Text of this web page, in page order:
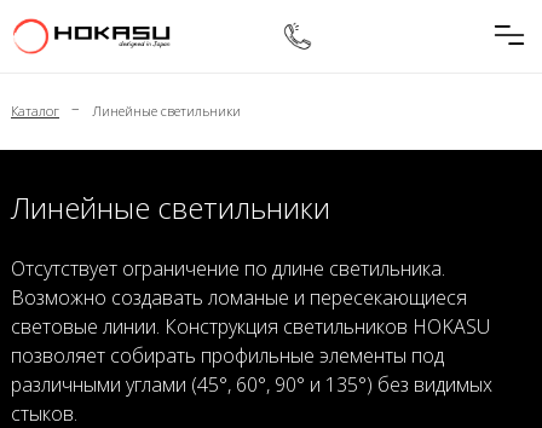
Каталог – Линейные светильники
Линейные светильники
Отсутствует ограничение по длине светильника.
Возможно создавать ломаные и пересекающиеся
световые линии. Конструкция светильников HOKASU
позволяет собирать профильные элементы под
различными углами (45°, 60°, 90° и 135°) без видимых
стыков.